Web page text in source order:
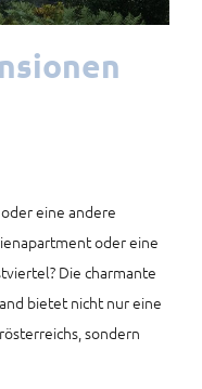
eine andere
oder eine
Die charmante
bietet nicht nur eine
sondern